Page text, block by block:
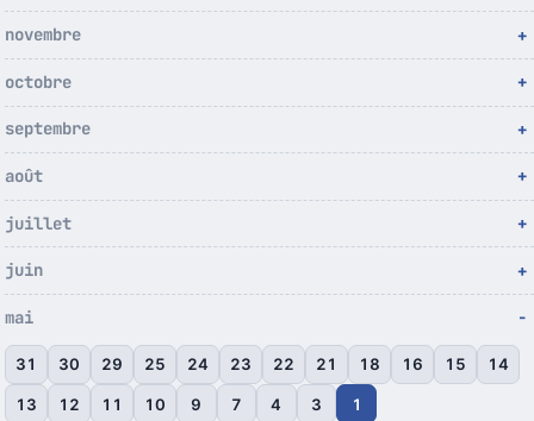
novembre
octobre
septembre
août
juillet
juin
mai
31 30 29 25 24 23 22 21 18 16 15 14
13 12 11 10 9 7 4 3 1